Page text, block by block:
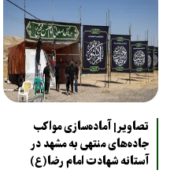
تصاویر| آماده‌سازی مواکب
جاده‌های منتهی به مشهد در
آستانه شهادت امام رضا(ع)